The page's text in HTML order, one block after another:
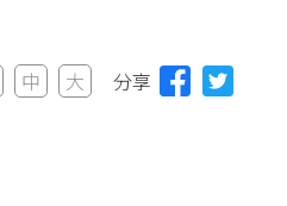
中 大 分享